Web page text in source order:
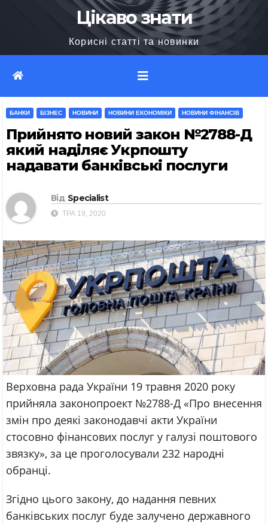
Цікаво знати
Корисні статті та новинки
БАНКИ БІЗНЕС НОВИНИ НОВИНИ ЕКОНОМІКИ НОВИНИ ФІНАНСІВ
Прийнято новий закон №2788-Д
який наділяє Укрпошту
надавати банківські послуги
Від Specialist
ТРА 19, 2020
Верховна рада України 19 травня 2020 року
прийняла законопроект №2788-Д «Про внесення
змін про деякі законодавчі акти України
стосовно фінансових послуг у галузі поштового
звязку», за це проголосували 232 народні
обранці.
Згідно цього закону, до надання певних
банківських послуг буде залучено державного